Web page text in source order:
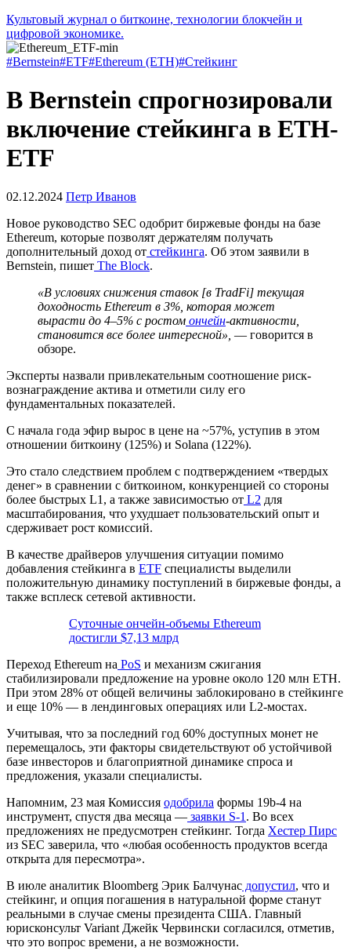
Культовый журнал о биткоине, технологии блокчейн и
цифровой экономике.
#Bernstein#ETF#Ethereum (ETH)#Стейкинг
В Bernstein спрогнозировали
включение стейкинга в ETH-
ETF
02.12.2024 Петр Иванов
Новое руководство SEC одобрит биржевые фонды на базе
Ethereum, которые позволят держателям получать
дополнительный доход от стейкинга. Об этом заявили в
Bernstein, пишет The Block.
«В условиях снижения ставок [в TradFi] текущая
доходность Ethereum в 3%, которая может
вырасти до 4–5% с ростом ончейн-активности,
становится все более интересной», — говорится в
обзоре.
Эксперты назвали привлекательным соотношение риск-
вознаграждение актива и отметили силу его
фундаментальных показателей.
C начала года эфир вырос в цене на ~57%, уступив в этом
отношении биткоину (125%) и Solana (122%).
Это стало следствием проблем с подтверждением «твердых
денег» в сравнении с биткоином, конкуренцией со стороны
более быстрых L1 , а также зависимостью от L2 для
масштабирования, что ухудшает пользовательский опыт и
сдерживает рост комиссий.
В качестве драйверов улучшения ситуации помимо
добавления стейкинга в ЕTF специалисты выделили
положительную динамику поступлений в биржевые фонды, а
также всплеск сетевой активности.
Суточные ончейн-объемы Ethereum
достигли $7,13 млрд
Переход Ethereum на PoS и механизм сжигания
стабилизировали предложение на уровне около 120 млн ETH.
При этом 28% от общей величины заблокировано в стейкинге
и еще 10% — в лендинговых операциях или L2-мостах.
Учитывая, что за последний год 60% доступных монет не
перемещалось, эти факторы свидетельствуют об устойчивой
базе инвесторов и благоприятной динамике спроса и
предложения, указали специалисты.
Напомним, 23 мая Комиссия одобрила формы 19b-4 на
инструмент, спустя два месяца — заявки S-1 . Во всех
предложениях не предусмотрен стейкинг. Тогда Хестер Пирс
из SEC заверила, что «любая особенность продуктов всегда
открыта для пересмотра».
В июле аналитик Bloomberg Эрик Балчунас допустил, что и
стейкинг, и опция погашения в натуральной форме станут
реальными в случае смены президента США. Главный
юрисконсульт Variant Джейк Червински согласился, отметив,
что это вопрос времени, а не возможности.